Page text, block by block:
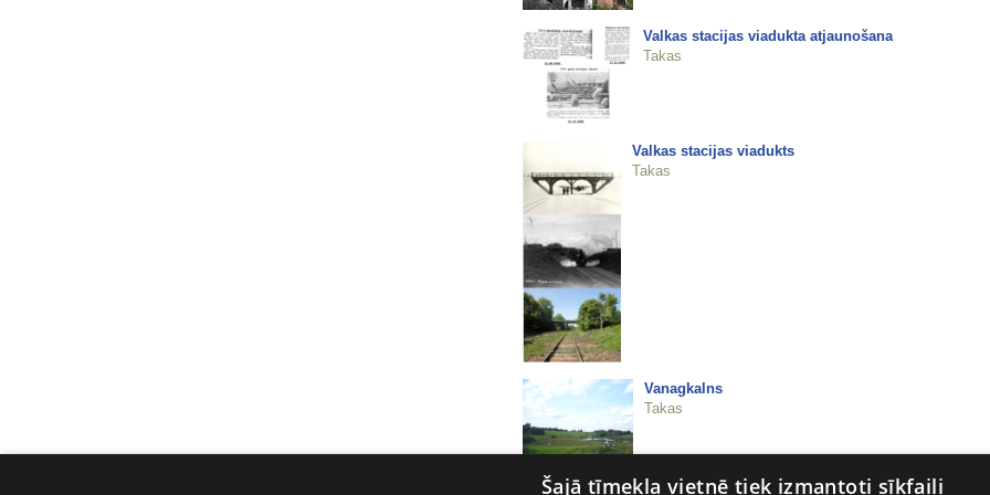
Valkas stacijas viadukta atjaunošana
Takas
Valkas stacijas viadukts
Takas
Vanagkalns
Takas
Velnalas klintis un ala
Šajā tīmekļa vietnē tiek izmantoti sīkfaili